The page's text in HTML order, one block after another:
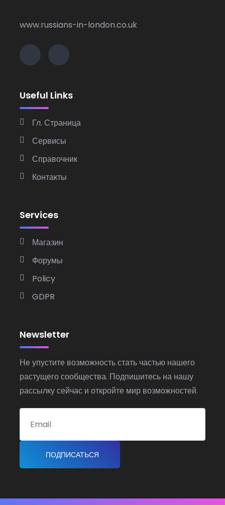
www.russians-in-london.co.uk
Useful Links
Гл. Страница
Сервисы
Справочник
Контакты
Services
Магазин
Форумы
Policy
GDPR
Newsletter
Не упустите возможность стать частью нашего
растущего сообщества. Подпишитесь на нашу
рассылку сейчас и откройте мир возможностей.
ПОДПИСАТЬСЯ